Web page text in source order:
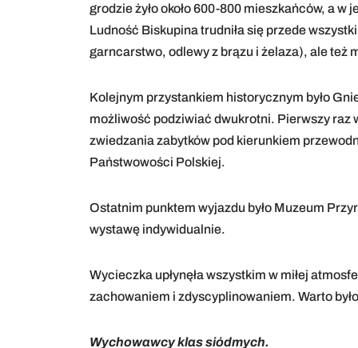
grodzie żyło około 600-800 mieszkańców, a w
Ludność Biskupina trudniła się przede
garncarstwo, odlewy z brązu i żelaza), ale też
Kolejnym przystankiem historycznym było
możliwość podziwiać dwukrotni. Pierwszy raz
zwiedzania zabytków pod kierunkiem
Państwowości Polskiej.
Ostatnim punktem wyjazdu było Muzeum
wystawę indywidualnie.
Wycieczka upłynęła wszystkim w miłej
zachowaniem i zdyscyplinowaniem. Warto
Wychowawcy klas siódmych.